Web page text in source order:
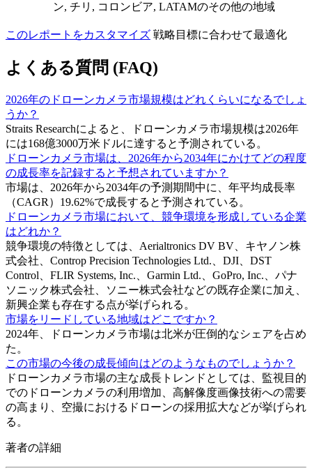
ン, チリ, コロンビア, LATAMのその他の地域
このレポートをカスタマイズ 戦略目標に合わせて最適化
よくある質問 (FAQ)
2026年のドローンカメラ市場規模はどれくらいになるでしょ
うか？
Straits Researchによると、ドローンカメラ市場規模は2026年
には168億3000万米ドルに達すると予測されている。
ドローンカメラ市場は、2026年から2034年にかけてどの程度
の成長率を記録すると予想されていますか？
市場は、2026年から2034年の予測期間中に、年平均成長率
（CAGR）19.62%で成長すると予測されている。
ドローンカメラ市場において、競争環境を形成している企業
はどれか？
競争環境の特徴としては、Aerialtronics DV BV、キヤノン株
式会社、Controp Precision Technologies Ltd.、DJI、DST
Control、FLIR Systems, Inc.、Garmin Ltd.、GoPro, Inc.、パナ
ソニック株式会社、ソニー株式会社などの既存企業に加え、
新興企業も存在する点が挙げられる。
市場をリードしている地域はどこですか？
2024年、ドローンカメラ市場は北米が圧倒的なシェアを占め
た。
この市場の今後の成長傾向はどのようなものでしょうか？
ドローンカメラ市場の主な成長トレンドとしては、監視目的
でのドローンカメラの利用増加、高解像度画像技術への需要
の高まり、空撮におけるドローンの採用拡大などが挙げられ
る。
著者の詳細